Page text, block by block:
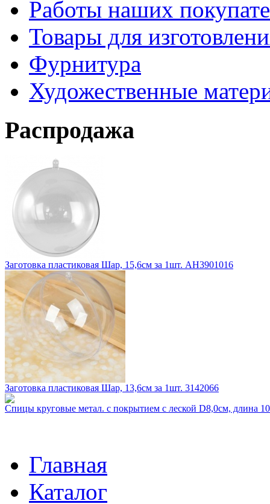
Работы наших
Товары для
Фурнитура
Художественные
Распродажа
Заготовка пластиковая Шар, 15,6см за 1шт. АН3901016
Заготовка пластиковая Шар, 13,6см за 1шт. 3142066
Спицы круговые метал. с покрытием с леской D8,0см, длина
Главная
Каталог